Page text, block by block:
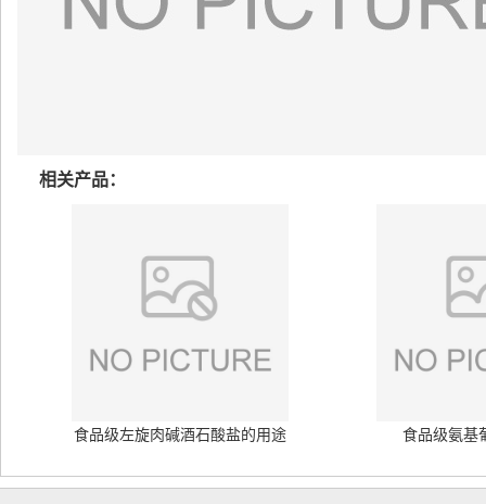
相关产品：
食品级左旋肉碱酒石酸盐的用途 食品级氨基